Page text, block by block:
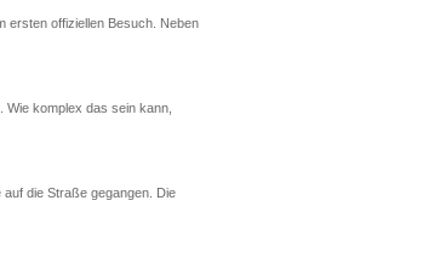
ersten offiziellen Besuch. Neben
komplex das sein kann,
die Straße gegangen. Die